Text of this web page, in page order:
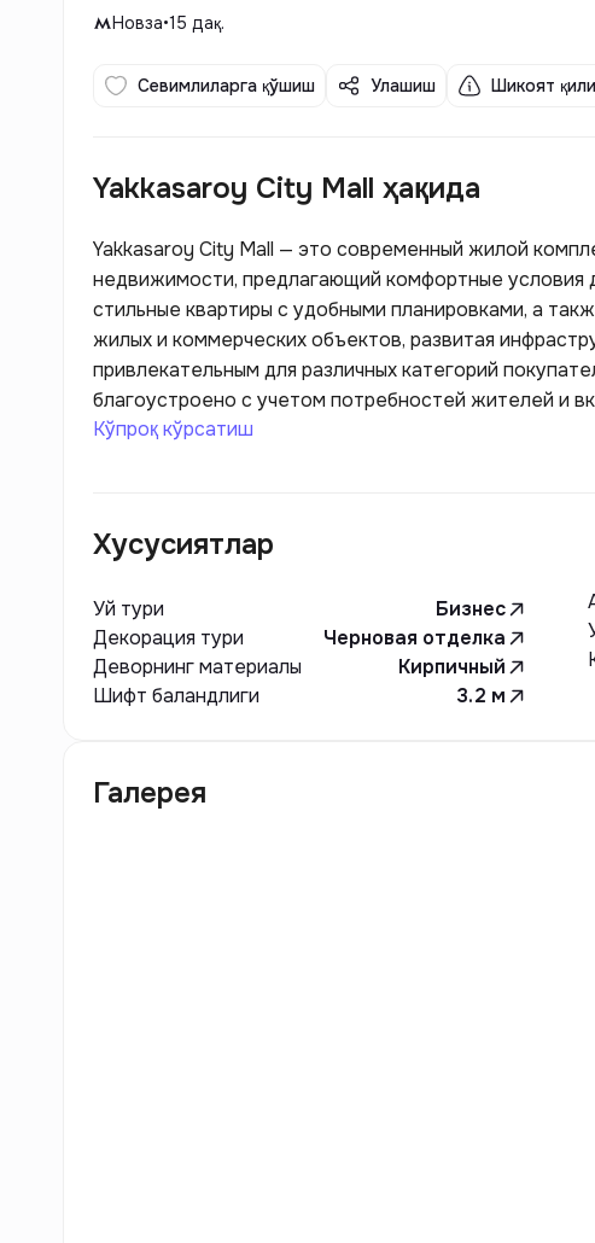
Новза•15 дақ.
Севимлиларга қўшиш Улашиш Шикоят
Yakkasaroy City Mall ҳақида
Yakkasaroy City Mall — это современный жилой
недвижимости, предлагающий комфортные условия
стильные квартиры с удобными планировками, а
жилых и коммерческих объектов, развитая
привлекательным для различных категорий
благоустроено с учетом потребностей жителей и
площадки.
Кўпроқ кўрсатиш
Хусусиятлар
Уй тури
Бизнес
Декорация тури
Черновая отделка
Деворнинг материалы
Кирпичный
Шифт баландлиги
3.2 м
Галерея